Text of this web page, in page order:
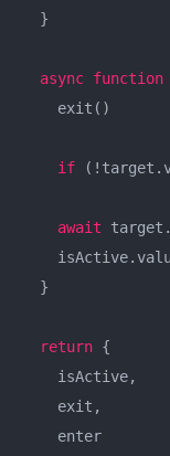
  }
async function
    exit()
if
await
  }
return {
    isActive,
    exit,
    enter